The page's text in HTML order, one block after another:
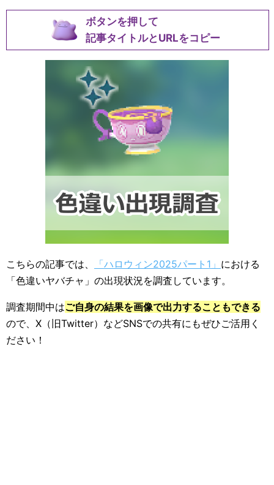
ボタンを押して
記事タイトルとURLをコピー
こちらの記事では、 「ハロウィン2025パート1」 における
「色違いヤバチャ」の出現状況を調査しています。
調査期間中はご自身の結果を画像で出力することもできる
ので、X（旧Twitter）などSNSでの共有にもぜひご活用く
ださい！